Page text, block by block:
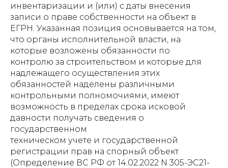
инвентаризации и (или) с даты внесения
записи о праве собственности на объект в
ЕГРН. Указанная позиция основывается на том,
что органы исполнительной власти, на
которые возложены обязанности по
контролю за строительством и которые для
надлежащего осуществления этих
обязанностей наделены различными
контрольными полномочиями, имеют
возможность в пределах срока исковой
давности получать сведения о
государственном
техническом учете и государственной
регистрации прав на спорный объект
(Определение ВС РФ от 14.02.2022 N 305-ЭС21-